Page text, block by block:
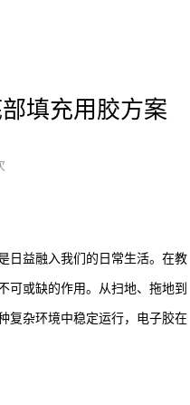
填充用胶方案
日益融入我们的日常生活。在教
可或缺的作用。从扫地、拖地到
复杂环境中稳定运行，电子胶在